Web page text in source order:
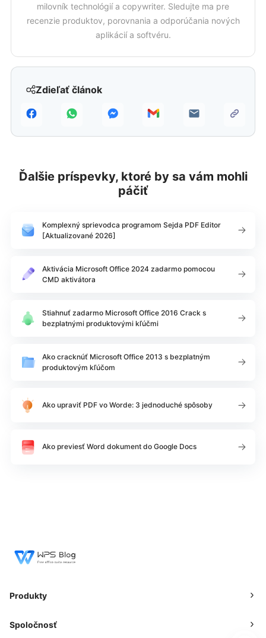
Zdieľať článok
milovník technológií a copywriter. Sledujte ma pre
recenzie produktov, porovnania a odporúčania nových
aplikácií a softvéru.
Ďalšie príspevky, ktoré by sa vám mohli
páčiť
Komplexný sprievodca programom Sejda PDF Editor
[Aktualizované 2026]
Aktivácia Microsoft Office 2024 zadarmo pomocou
CMD aktivátora
Stiahnuť zadarmo Microsoft Office 2016 Crack s
bezplatnými produktovými kľúčmi
Ako cracknúť Microsoft Office 2013 s bezplatným
produktovým kľúčom
Ako upraviť PDF vo Worde: 3 jednoduché spôsoby
Ako previesť Word dokument do Google Docs
Produkty
Spoločnosť